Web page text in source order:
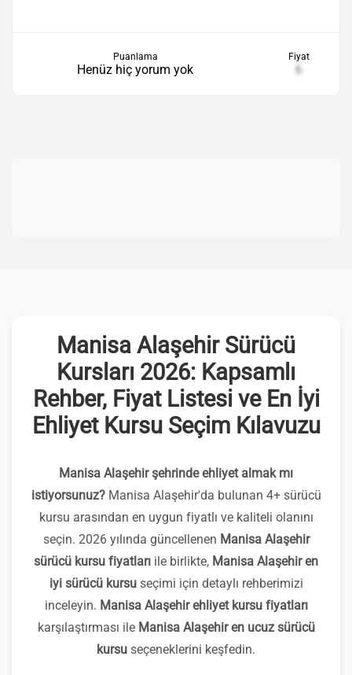
Puanlama
Henüz hiç yorum yok
Fiyat
₺
Manisa Alaşehir Sürücü
Kursları 2026: Kapsamlı
Rehber, Fiyat Listesi ve En İyi
Ehliyet Kursu Seçim Kılavuzu
Manisa Alaşehir şehrinde ehliyet almak mı
istiyorsunuz?Manisa Alaşehir'da bulunan 4+ sürücü
kursu arasından en uygun fiyatlı ve kaliteli olanını
seçin. 2026 yılında güncellenen Manisa Alaşehir
sürücü kursu fiyatları ile birlikte, Manisa Alaşehir en
iyi sürücü kursuseçimi için detaylı rehberimizi
inceleyin. Manisa Alaşehir ehliyet kursu fiyatları
karşılaştırması ile Manisa Alaşehir en ucuz sürücü
kursu seçeneklerini keşfedin.